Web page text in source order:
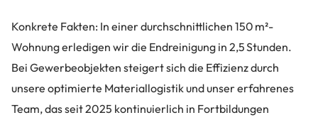
Konkrete Fakten: In einer durchschnittlichen 150 m²-
Wohnung erledigen wir die Endreinigung in 2,5 Stunden.
Bei Gewerbeobjekten steigert sich die Effizienz durch
unsere optimierte Materiallogistik und unser erfahrenes
Team, das seit 2025 kontinuierlich in Fortbildungen